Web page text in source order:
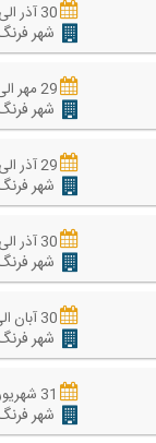
30 آذر الی 03 دی
شهر
29 مهر الی 03 آبان
شهر
29 آذر الی 03 دی
شهر
30 آذر الی 04 دی
شهر
30 آبان الی 03 آذر
شهر
31 شهریور الی 03 مهر
شهر